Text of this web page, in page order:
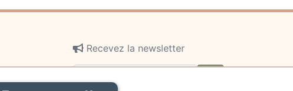
Recevez la newsletter